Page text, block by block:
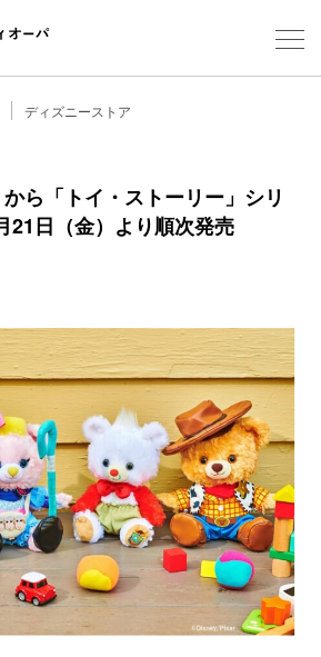
ディズニーストア
ら「トイ・ストーリー」シリ
21日（金）より順次発売​
フロア
施設案内
アクセ
スタッ
電話で
公式SNS